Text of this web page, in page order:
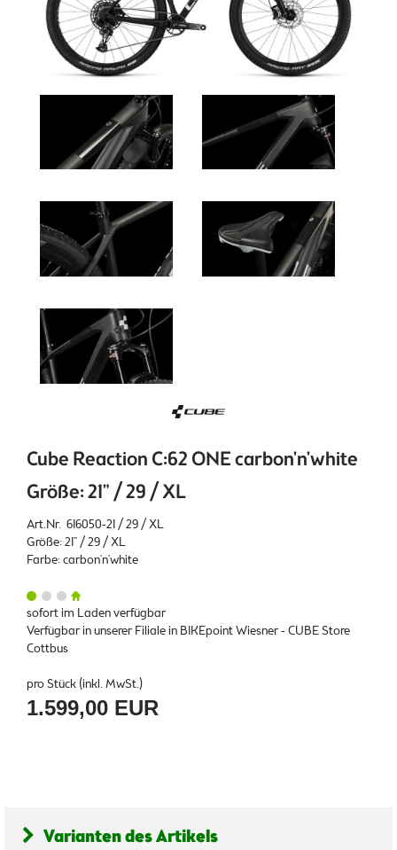
Cube Reaction C:62 ONE carbon'n'white
Größe: 21" / 29 / XL
Art.Nr. 616050-21 / 29 / XL
Größe: 21" / 29 / XL
Farbe: carbon'n'white
sofort im Laden verfügbar
Verfügbar in unserer Filiale in BIKEpoint Wiesner - CUBE Store
Cottbus
pro Stück (inkl. MwSt.)
1.599,00 EUR
Varianten des Artikels